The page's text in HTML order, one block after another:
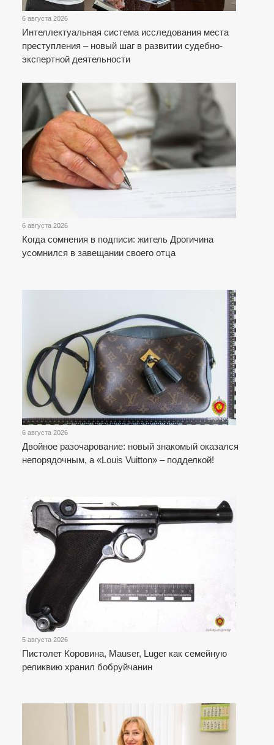
6 августа 2026
Интеллектуальная система исследования места
преступления – новый шаг в развитии судебно-
экспертной деятельности
6 августа 2026
Когда сомнения в подписи: житель Дрогичина
усомнился в завещании своего отца
6 августа 2026
Двойное разочарование: новый знакомый оказался
непорядочным, а «Louis Vuitton» – подделкой!
5 августа 2026
Пистолет Коровина, Mauser, Luger как семейную
реликвию хранил бобруйчанин